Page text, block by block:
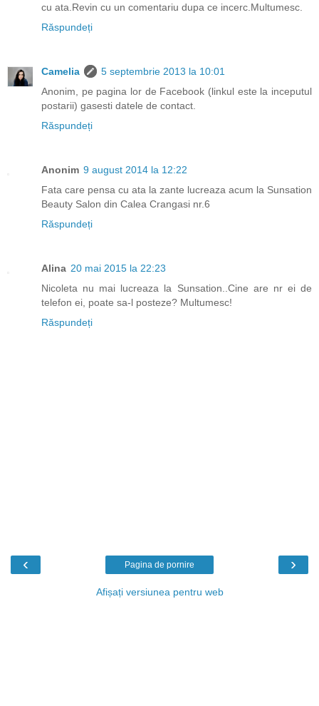
cu ata.Revin cu un comentariu dupa ce incerc.Multumesc.
Răspundeți
Camelia
5 septembrie 2013 la 10:01
Anonim, pe pagina lor de Facebook (linkul este la inceputul
postarii) gasesti datele de contact.
Răspundeți
Anonim 9 august 2014 la 12:22
Fata care pensa cu ata la zante lucreaza acum la Sunsation
Beauty Salon din Calea Crangasi nr.6
Răspundeți
Alina 20 mai 2015 la 22:23
Nicoleta nu mai lucreaza la Sunsation..Cine are nr ei de
telefon ei, poate sa-l posteze? Multumesc!
Răspundeți
‹ ›
Pagina de pornire
Afișați versiunea pentru web